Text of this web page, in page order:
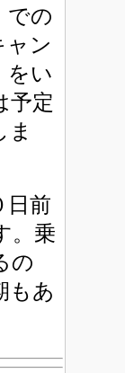
での
ャン
をい
予定
ま
日前
。乗
の
もあ